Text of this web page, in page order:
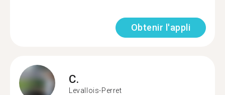
Obtenir l'appli
C.
Levallois-Perret